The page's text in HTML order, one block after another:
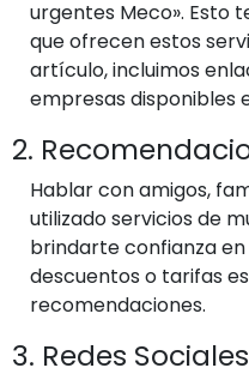
urgentes Meco». Esto
que ofrecen estos
artículo, incluimos
empresas disponibles
2.
Hablar con amigos,
utilizado servicios de
brindarte confianza
descuentos o tarifas
recomendaciones.
3. Redes